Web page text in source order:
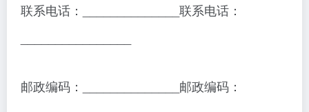
联系电话：______________联系电话：
邮政编码：______________邮政编码：